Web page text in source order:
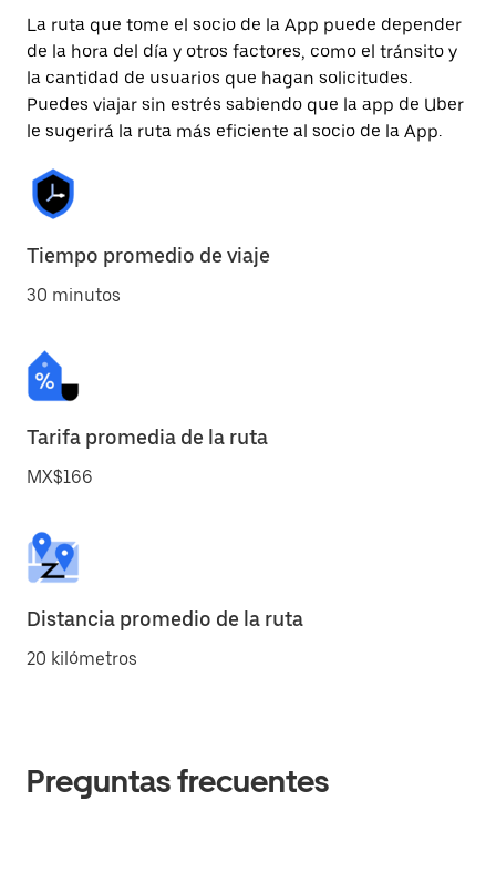
La ruta que tome el socio de la App puede depender
de la hora del día y otros factores, como el tránsito y
la cantidad de usuarios que hagan solicitudes.
Puedes viajar sin estrés sabiendo que la app de Uber
le sugerirá la ruta más eficiente al socio de la App.
Tiempo promedio de viaje
30 minutos
Tarifa promedia de la ruta
MX$166
Distancia promedio de la ruta
20 kilómetros
Preguntas frecuentes